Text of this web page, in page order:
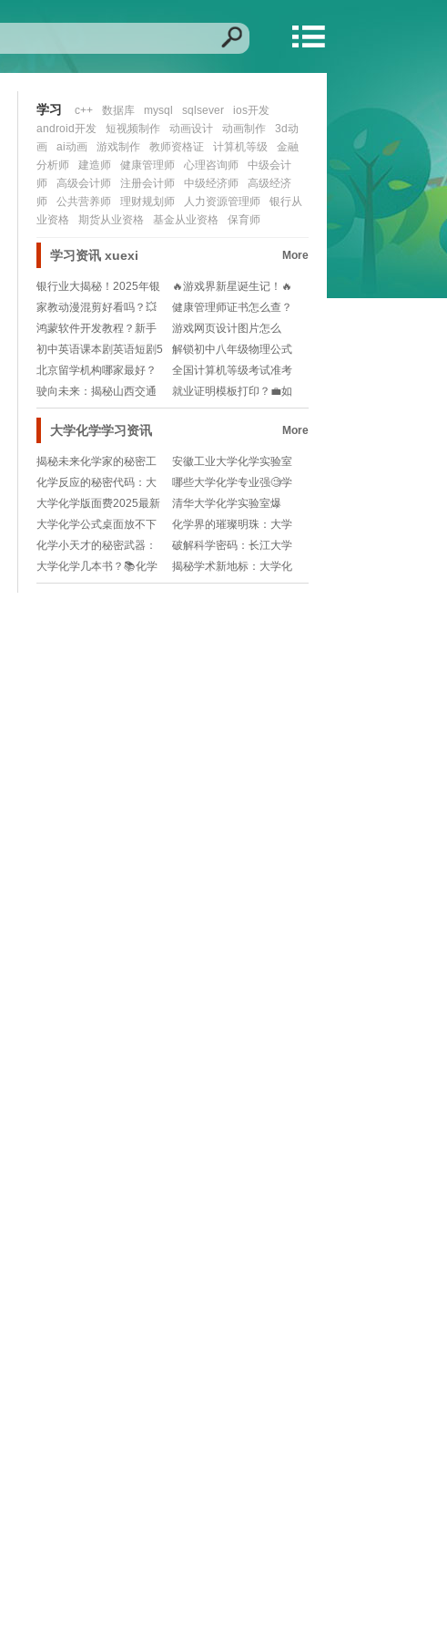
学习 c++ 数据库 mysql sqlsever
ios开发
android开发
短视频制作 动画设计 动画制作
3d动
画
ai动画 游戏制作 教师资格证 计算机等级
金融
分析师
建造师 健康管理师 心理咨询师
中级会计
师
高级会计师 注册会计师 中级经济师
高级经济
师
公共营养师 理财规划师 人力资源管理师
银行从
业资格
期货从业资格 基金从业资格 保育师
学习资讯 xuexi More
银行业大揭秘！2025年银
行从业资格证考
🔥游戏界新星诞生记！🔥
—— 掌握未来，
家教动漫混剪好看吗？💥
超燃战斗场面+感人
健康管理师证书怎么查？
官方渠道+注意事项
鸿蒙软件开发教程？新手
如何快速上手鸿蒙系
游戏网页设计图片怎么
选？🔥如何让网页更有
初中英语课本剧英语短剧5
分钟内？🎭如何快
解锁初中八年级物理公式
宝箱！🔮Proje
北京留学机构哪家最好？
🌍如何选择靠谱的留
全国计算机等级考试准考
证打印入口在哪？官
驶向未来：揭秘山西交通
职业技术学院的创新
就业证明模板打印？💼如
何快速搞定正规模板
大学化学学习资讯 More
揭秘未来化学家的秘密工
场：大学化学教育专业详
解!
安徽工业大学化学实验室
是什么样的存在🧐是神秘
还是有趣？快来揭秘！🤩
化学反应的秘密代码：大
学化学方程式大全破解版!
哪些大学化学专业强🧐学
霸们都在关注这些问题！
🔥
大学化学版面费2025最新
版？🧐这些细节一定要知
道！🧐
清华大学化学实验室爆
炸？😱安全问题敲响警
钟，实验室安全如何保
大学化学公式桌面放不下
怎么办🧐如何高效整理化
学知识点？✨
化学界的璀璨明珠：大学
化学专业那些不容错过的
宝藏专业!
化学小天才的秘密武器：
大学化学Ph值速算公式背
后的魔法✨!
破解科学密码：长江大学
化学与环境工程学院的学
术探险之旅!
大学化学几本书？📚化学
专业必读书单推荐！🧐
揭秘学术新地标：大学化
学期刊，真的是主学报刊